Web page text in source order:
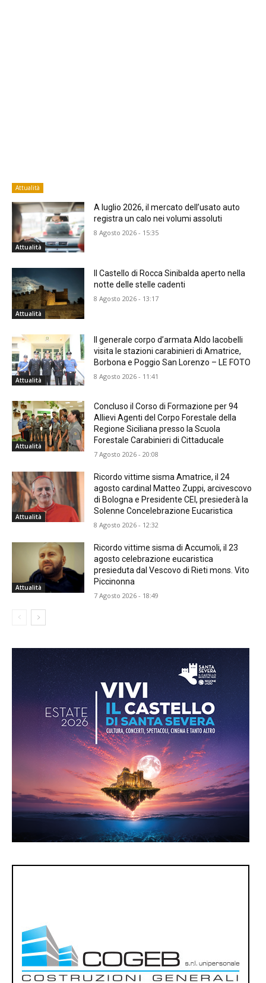
Attualità
Attualità
A luglio 2026, il mercato dell’usato auto
registra un calo nei volumi assoluti
8 Agosto 2026 - 15:35
Attualità
Il Castello di Rocca Sinibalda aperto nella
notte delle stelle cadenti
8 Agosto 2026 - 13:17
Attualità
Il generale corpo d’armata Aldo Iacobelli
visita le stazioni carabinieri di Amatrice,
Borbona e Poggio San Lorenzo – LE FOTO
8 Agosto 2026 - 11:41
Attualità
Concluso il Corso di Formazione per 94
Allievi Agenti del Corpo Forestale della
Regione Siciliana presso la Scuola
Forestale Carabinieri di Cittaducale
7 Agosto 2026 - 20:08
Attualità
Ricordo vittime sisma Amatrice, il 24
agosto cardinal Matteo Zuppi, arcivescovo
di Bologna e Presidente CEI, presiederà la
Solenne Concelebrazione Eucaristica
8 Agosto 2026 - 12:32
Attualità
Ricordo vittime sisma di Accumoli, il 23
agosto celebrazione eucaristica
presieduta dal Vescovo di Rieti mons. Vito
Piccinonna
7 Agosto 2026 - 18:49